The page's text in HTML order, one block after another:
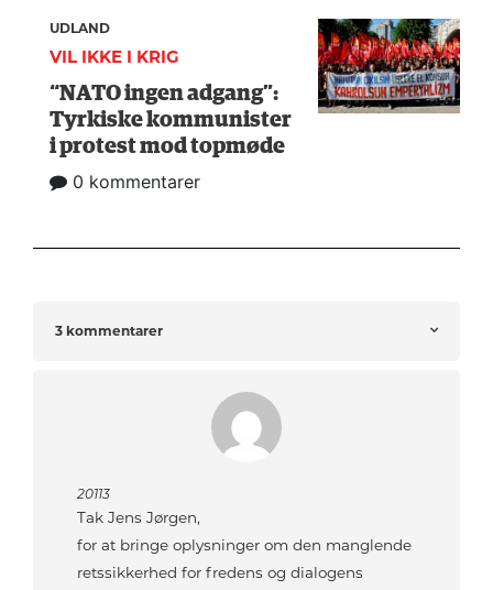
UDLAND
VIL IKKE I KRIG
“NATO ingen adgang”:
Tyrkiske kommunister
i protest mod topmøde
0 kommentarer
3 kommentarer
20113
Tak Jens Jørgen,
for at bringe oplysninger om den manglende
retssikkerhed for fredens og dialogens